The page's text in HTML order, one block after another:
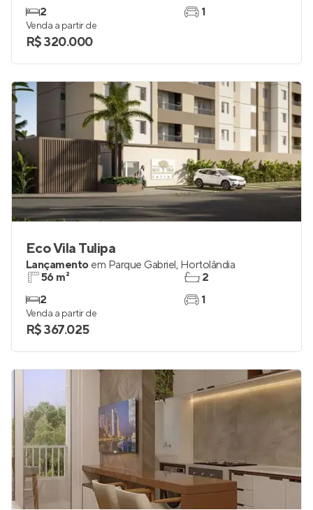
2 1
Venda a partir de
R$ 320.000
Eco Vila Tulipa
Lançamento em Parque Gabriel, Hortolândia
56 m²
2
2
1
Venda a partir de
R$ 367.025